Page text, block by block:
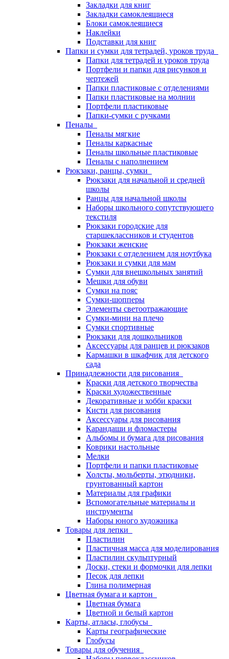
Закладки для книг
Закладки самоклеящиеся
Блоки самоклеящиеся
Наклейки
Подставки для книг
Папки и сумки для тетрадей, уроков труда
Папки для тетрадей и уроков труда
Портфели и папки для рисунков и
чертежей
Папки пластиковые с отделениями
Папки пластиковые на молнии
Портфели пластиковые
Папки-сумки с ручками
Пеналы
Пеналы мягкие
Пеналы каркасные
Пеналы школьные пластиковые
Пеналы с наполнением
Рюкзаки, ранцы, сумки
Рюкзаки для начальной и средней
школы
Ранцы для начальной школы
Наборы школьного сопутствующего
текстиля
Рюкзаки городские для
старшеклассников и студентов
Рюкзаки женские
Рюкзаки с отделением для ноутбука
Рюкзаки и сумки для мам
Сумки для внешкольных занятий
Мешки для обуви
Сумки на пояс
Сумки-шопперы
Элементы светоотражающие
Сумки-мини на плечо
Сумки спортивные
Рюкзаки для дошкольников
Аксессуары для ранцев и рюкзаков
Кармашки в шкафчик для детского
сада
Принадлежности для рисования
Краски для детского творчества
Краски художественные
Декоративные и хобби краски
Кисти для рисования
Аксессуары для рисования
Карандаши и фломастеры
Альбомы и бумага для рисования
Коврики настольные
Мелки
Портфели и папки пластиковые
Холсты, мольберты, этюдники,
грунтованный картон
Материалы для графики
Вспомогательные материалы и
инструменты
Наборы юного художника
Товары для лепки
Пластилин
Пластичная масса для моделирования
Пластилин скульптурный
Доски, стеки и формочки для лепки
Песок для лепки
Глина полимерная
Цветная бумага и картон
Цветная бумага
Цветной и белый картон
Карты, атласы, глобусы
Карты географические
Глобусы
Товары для обучения